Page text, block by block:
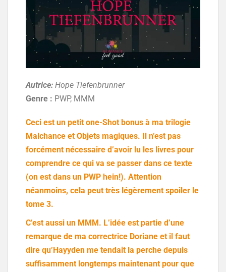
Autrice: Hope Tiefenbrunner
Genre : PWP, MMM
Ceci est un petit one-Shot bonus à ma trilogie
Malchance et Objets magiques. Il n’est pas
forcément nécessaire d’avoir lu les livres pour
comprendre ce qui va se passer dans ce texte
(on est dans un PWP hein!). Attention
néanmoins, cela peut très légèrement spoiler le
tome 3.
C’est aussi un MMM. L’idée est partie d’une
remarque de ma correctrice Doriane et il faut
dire qu’Hayyden me tendait la perche depuis
suffisamment longtemps maintenant pour que